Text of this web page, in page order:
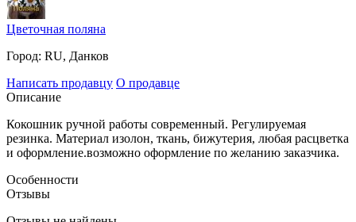
Цветочная поляна
Город: RU, Данков
Написать продавцу О продавце
Описание
Кокошник ручной работы современный. Регулируемая
резинка. Материал изолон, ткань, бижутерия, любая расцветка
и оформление.возможно оформление по желанию заказчика.
Особенности
Отзывы